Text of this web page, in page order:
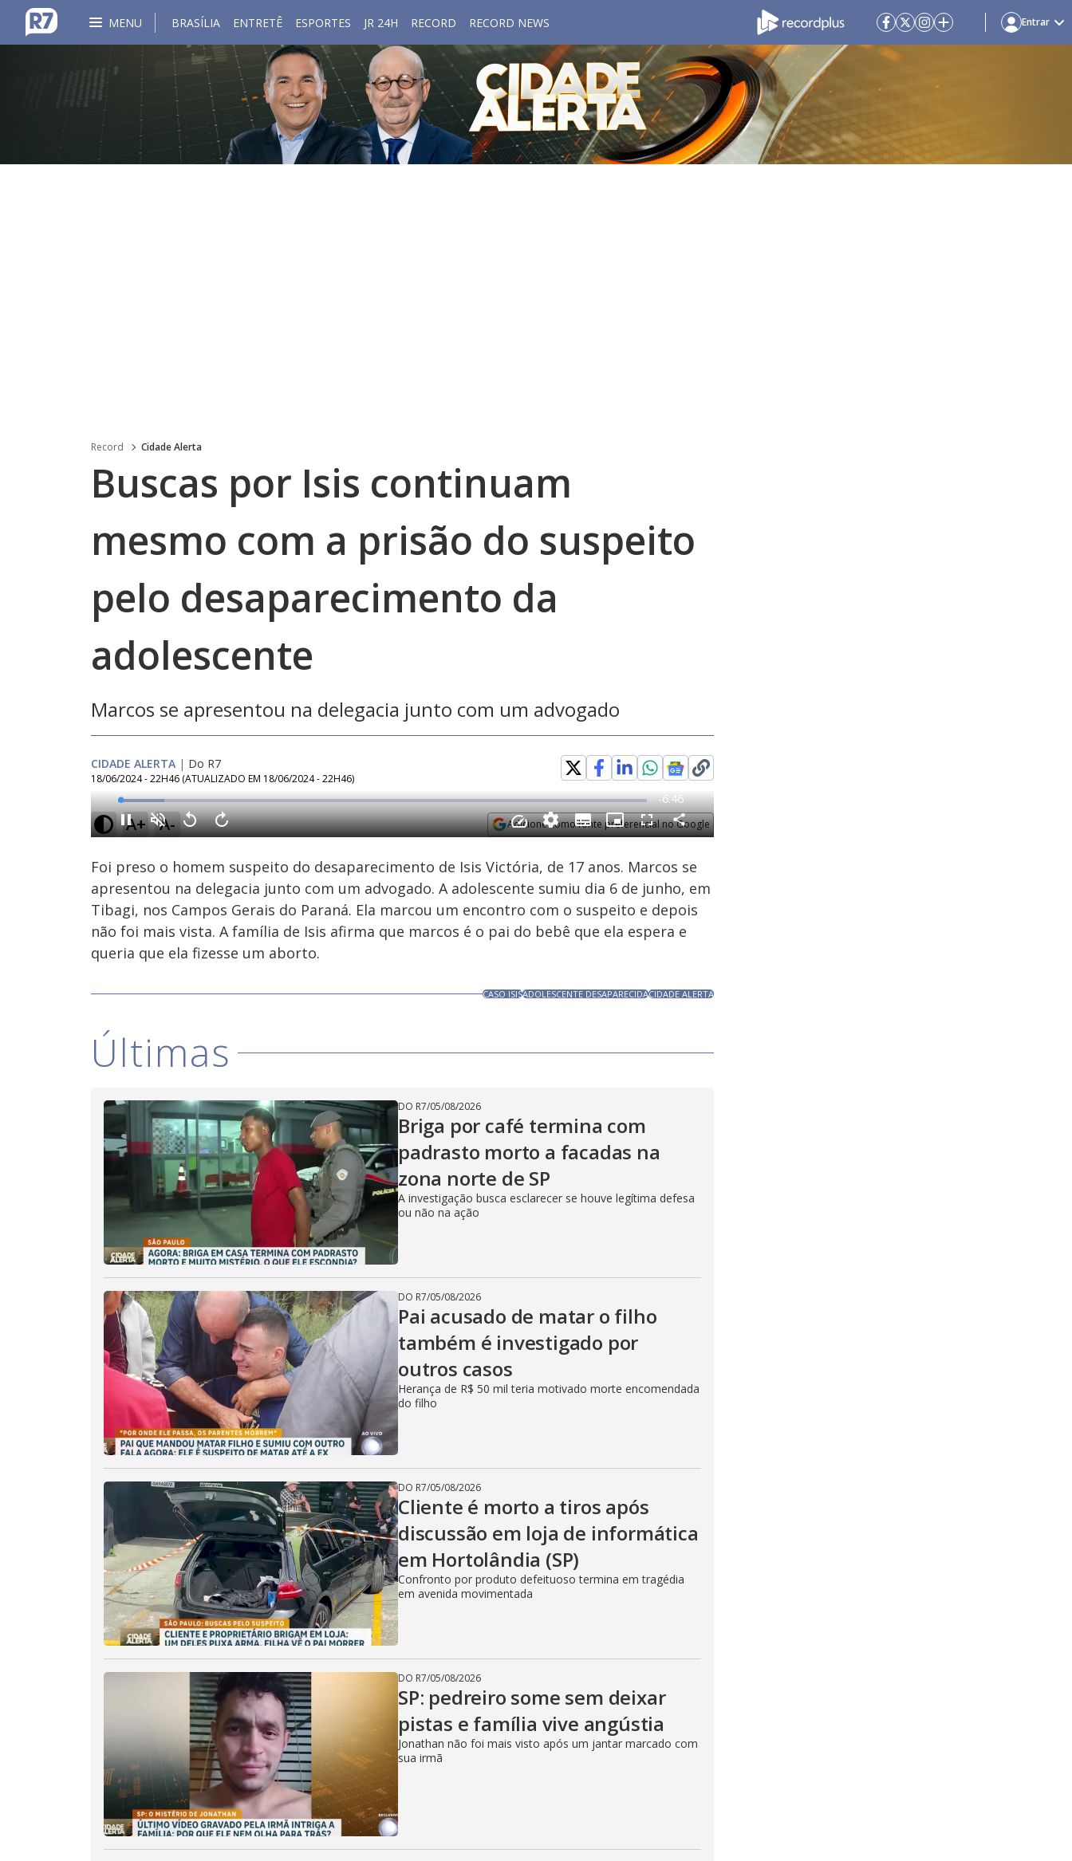
MENU BRASÍLIA ENTRETÊ ESPORTES JR 24H RECORD RECORD NEWS Entrar
Record Cidade Alerta
Buscas por Isis continuam
mesmo com a prisão do suspeito
pelo desaparecimento da
adolescente
Marcos se apresentou na delegacia junto com um advogado
CIDADE ALERTA | Do R7
18/06/2024 - 22H46 (ATUALIZADO EM 18/06/2024 - 22H46)
A+ A- Adicione como fonte preferencial no Google
Ativar
Som
Loaded:
8.81%
Velocidade Subtitles
Foi preso o homem suspeito do desaparecimento de Isis Victória, de 17 anos. Marcos se
apresentou na delegacia junto com um advogado. A adolescente sumiu dia 6 de junho, em
Tibagi, nos Campos Gerais do Paraná. Ela marcou um encontro com o suspeito e depois
não foi mais vista. A família de Isis afirma que marcos é o pai do bebê que ela espera e
queria que ela fizesse um aborto.
CASO ISISADOLESCENTE DESAPARECIDACIDADE ALERTA
Últimas
DO R7/05/08/2026
Briga por café termina com
padrasto morto a facadas na
zona norte de SP
A investigação busca esclarecer se houve legítima defesa
ou não na ação
DO R7/05/08/2026
Pai acusado de matar o filho
também é investigado por
outros casos
Herança de R$ 50 mil teria motivado morte encomendada
do filho
DO R7/05/08/2026
Cliente é morto a tiros após
discussão em loja de informática
em Hortolândia (SP)
Confronto por produto defeituoso termina em tragédia
em avenida movimentada
DO R7/05/08/2026
SP: pedreiro some sem deixar
pistas e família vive angústia
Jonathan não foi mais visto após um jantar marcado com
sua irmã